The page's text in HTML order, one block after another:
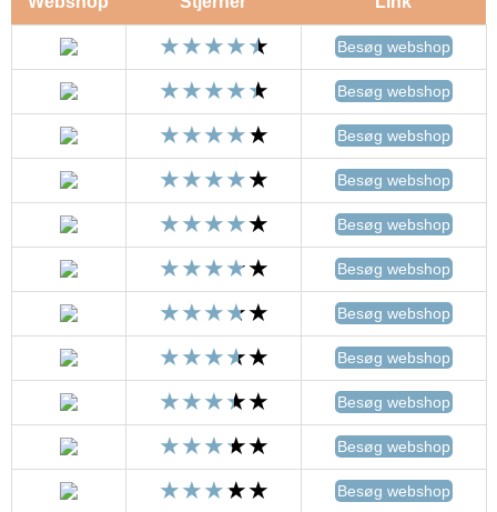
Besøg webshop
Besøg webshop
Besøg webshop
Besøg webshop
Besøg webshop
Besøg webshop
Besøg webshop
Besøg webshop
Besøg webshop
Besøg webshop
Besøg webshop